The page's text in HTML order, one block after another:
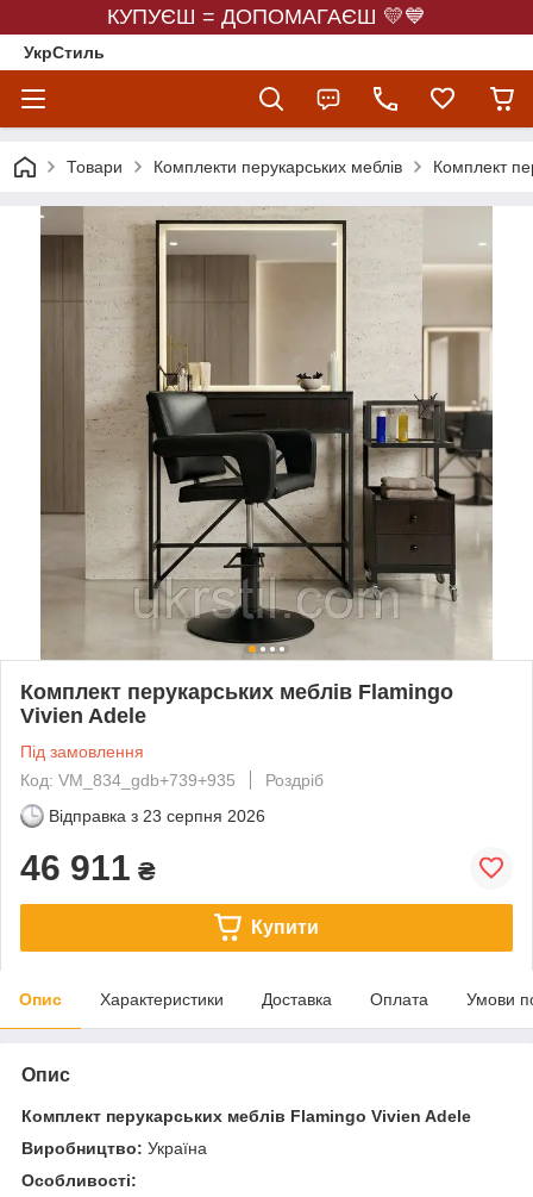
КУПУЄШ = ДОПОМАГАЄШ 💛💙
УкрСтиль
Товари Комплекти перукарських меблів Комплект
Комплект перукарських меблів Flamingo
Vivien Adele
Під замовлення
Код: VM_834_gdb+739+935
Роздріб
Відправка з 23 серпня 2026
46 911 ₴
Купити
Опис Характеристики Доставка Оплата Умови
Опис
Комплект перукарських меблів Flamingo Vivien Adele
Виробництво: Україна
Особливості: